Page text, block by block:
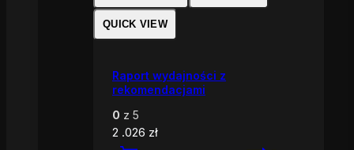
QUICK VIEW
Raport wydajności z
rekomendacjami
0 z 5
2 .026 zł